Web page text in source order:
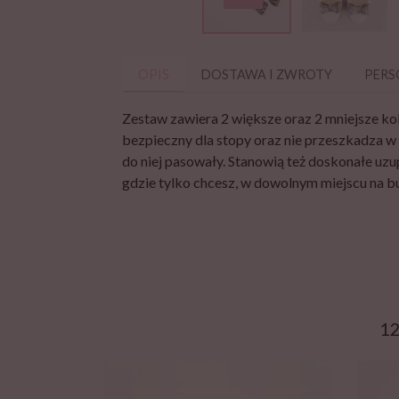
DOSTAWA I ZWROTY
Zestaw zawiera 2 większe oraz 2 mniejsze
bezpieczny dla stopy oraz nie przeszkadza
do niej pasowały. Stanowią też doskonałe
gdzie tylko chcesz, w dowolnym miejscu na